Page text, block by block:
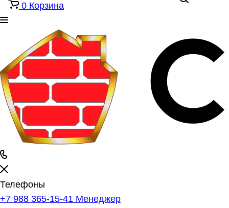
0 Корзина
Телефоны
+7 988 365-15-41 Менеджер